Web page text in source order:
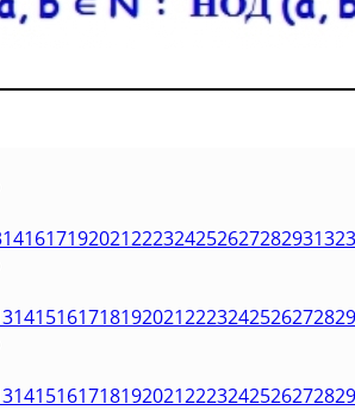
14161719202122232425262728293132
14151617181920212223242526272829
14151617181920212223242526272829